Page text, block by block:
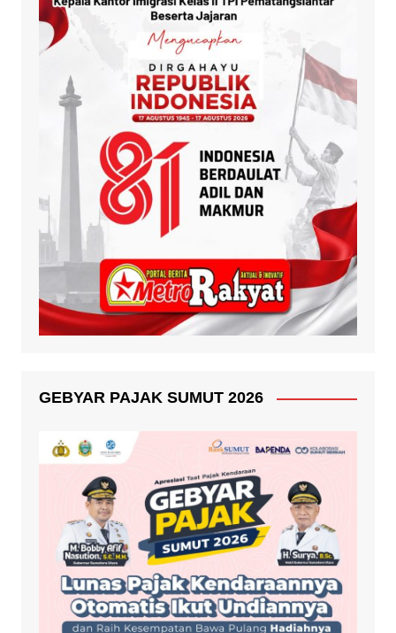
GEBYAR PAJAK SUMUT 2026